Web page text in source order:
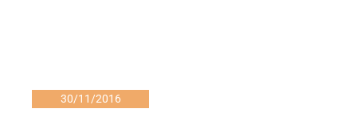
30/11/2016